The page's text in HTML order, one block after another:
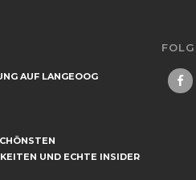
AUF LANGEOOG
UND ECHTE INSIDER